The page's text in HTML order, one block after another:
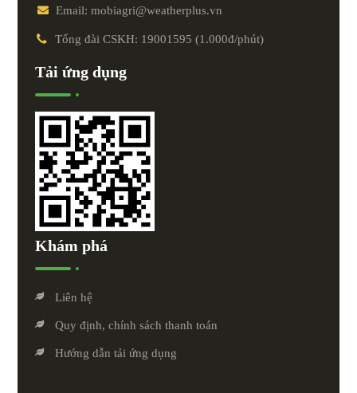
Email: mobiagri@weatherplus.vn
Tổng đài CSKH: 19001595 (1.000đ/phút)
Tải ứng dụng
Khám phá
Liên hệ
Quy định, chính sách thanh toán
Hướng dẫn tải ứng dụng